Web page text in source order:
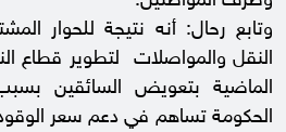
وتابع رحال: أنه نتيجة للحوار
النقل والمواصلات لتطوير قطاع
الماضية بتعويض السائقين
الحكومة تساهم في دعم سعر